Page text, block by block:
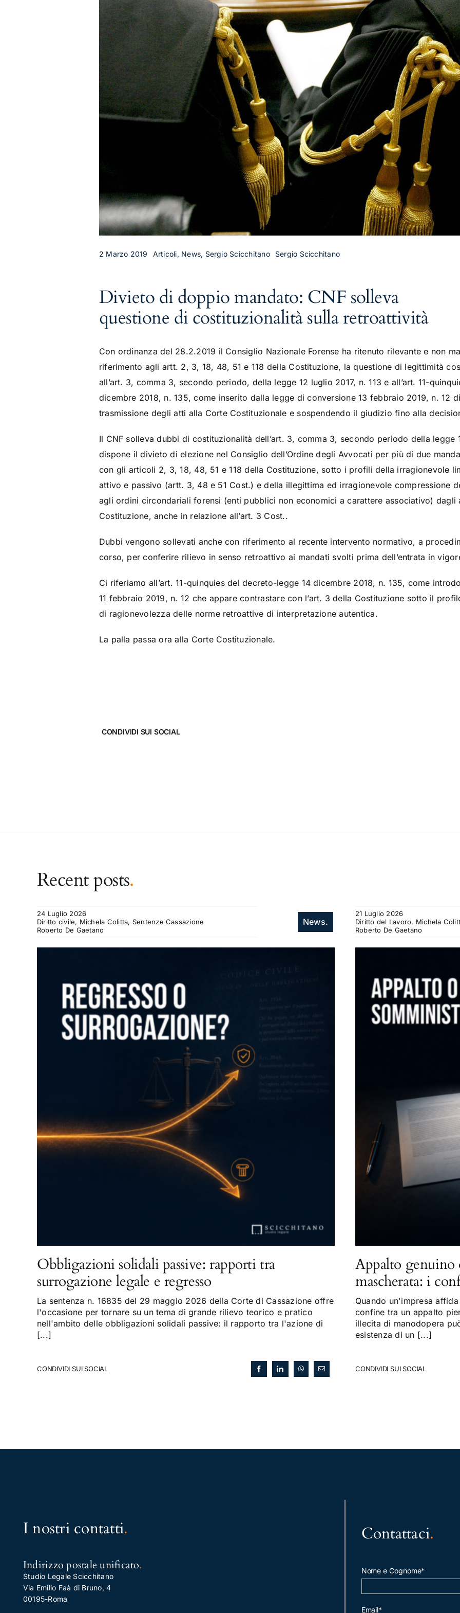
2 Marzo 2019 Articoli, News, Sergio Scicchitano Sergio Scicchitano
Divieto di doppio mandato: CNF solleva
questione di costituzionalità sulla retroattività
Con ordinanza del 28.2.2019 il Consiglio Nazionale Forense ha ritenuto rilevante e non
riferimento agli artt. 2, 3, 18, 48, 51 e 118 della Costituzione, la questione di legittimità
all’art. 3, comma 3, secondo periodo, della legge 12 luglio 2017, n. 113 e all’art. 11-
dicembre 2018, n. 135, come inserito dalla legge di conversione 13 febbraio 2019, n. 12
trasmissione degli atti alla Corte Costituzionale e sospendendo il giudizio fino alla
Il CNF solleva dubbi di costituzionalità dell’art. 3, comma 3, secondo periodo della legge
dispone il divieto di elezione nel Consiglio dell’Ordine degli Avvocati per più di due
con gli articoli 2, 3, 18, 48, 51 e 118 della Costituzione, sotto i profili della irragionevole
attivo e passivo (artt. 3, 48 e 51 Cost.) e della illegittima ed irragionevole compressione
agli ordini circondariali forensi (enti pubblici non economici a carattere associativo) dagli
Costituzione, anche in relazione all’art. 3 Cost..
Dubbi vengono sollevati anche con riferimento al recente intervento normativo, a
corso, per conferire rilievo in senso retroattivo ai mandati svolti prima dell’entrata in
Ci riferiamo all’art. 11-quinquies del decreto-legge 14 dicembre 2018, n. 135, come
11 febbraio 2019, n. 12 che appare contrastare con l’art. 3 della Costituzione sotto il
di ragionevolezza delle norme retroattive di interpretazione autentica.
La palla passa ora alla Corte Costituzionale.
CONDIVIDI SUI SOCIAL
Recent posts.
24 Luglio 2026
Diritto civile, Michela Colitta, Sentenze Cassazione
Roberto De Gaetano
News.
Obbligazioni solidali passive: rapporti tra
surrogazione legale e regresso
La sentenza n. 16835 del 29 maggio 2026 della Corte di Cassazione offre
l'occasione per tornare su un tema di grande rilievo teorico e pratico
nell'ambito delle obbligazioni solidali passive: il rapporto tra l'azione di
[...]
CONDIVIDI SUI SOCIAL
21 Luglio 2026
Diritto del Lavoro, Michela
Roberto De Gaetano
Appalto genuino
mascherata: i
Quando un'impresa
confine tra un appalto
illecita di manodopera
esistenza di un [...]
CONDIVIDI SUI SOCIAL
I nostri contatti.
Indirizzo postale unificato.
Studio Legale Scicchitano
Via Emilio Faà di Bruno, 4
00195-Roma
Contattaci.
Nome e Cognome*
Email*